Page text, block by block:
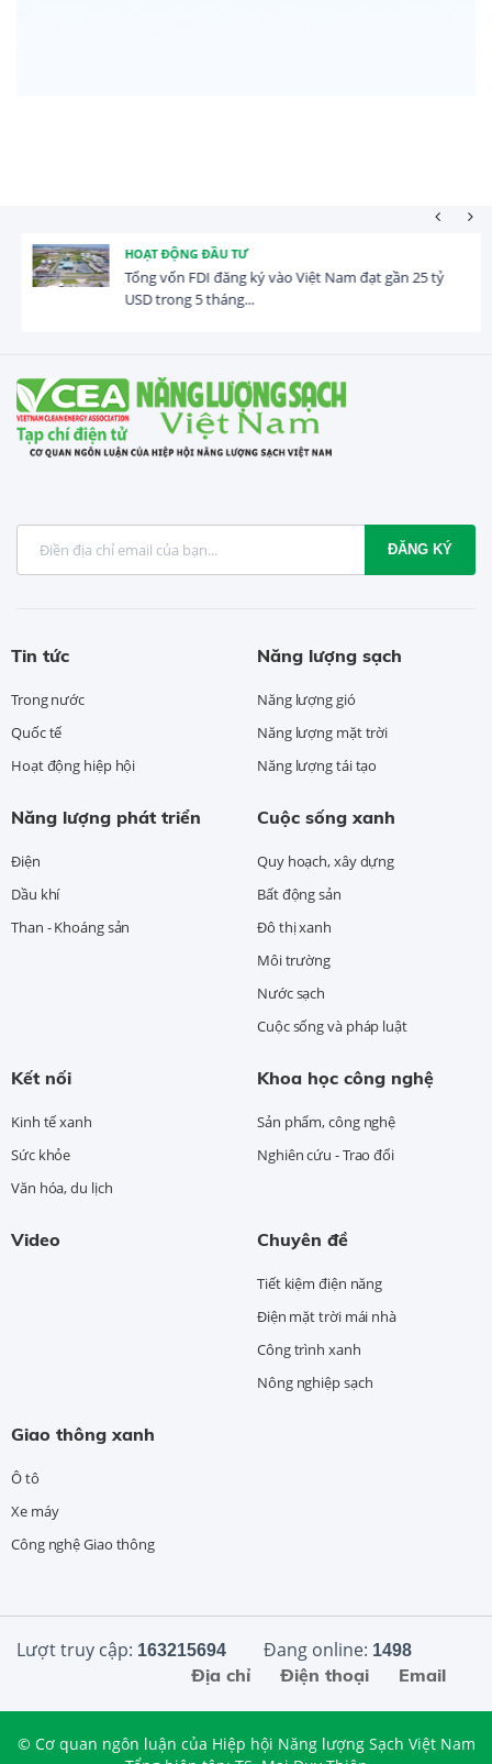
HOẠT ĐỘNG ĐẦU TƯ
Tổng vốn FDI đăng ký vào Việt Nam đạt gần 25 tỷ
USD trong 5 tháng...
ĐĂNG KÝ
Tin tức
Trong nước
Quốc tế
Hoạt động hiệp hội
Năng lượng sạch
Năng lượng gió
Năng lượng mặt trời
Năng lượng tái tạo
Năng lượng phát triển
Điện
Dầu khí
Than - Khoáng sản
Cuộc sống xanh
Quy hoạch, xây dựng
Bất động sản
Đô thị xanh
Môi trường
Nước sạch
Cuộc sống và pháp luật
Kết nối
Kinh tế xanh
Sức khỏe
Văn hóa, du lịch
Khoa học công nghệ
Sản phẩm, công nghệ
Nghiên cứu - Trao đổi
Video Chuyên đề
Tiết kiệm điện năng
Điện mặt trời mái nhà
Công trình xanh
Nông nghiệp sạch
Giao thông xanh
Ô tô
Xe máy
Công nghệ Giao thông
Lượt truy cập: 163215694 Đang online: 1498
Email
Điện thoại
Địa chỉ
© Cơ quan ngôn luận của Hiệp hội Năng lượng Sạch Việt Nam